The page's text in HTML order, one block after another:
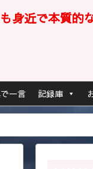
身近で本質的
一言 記録庫